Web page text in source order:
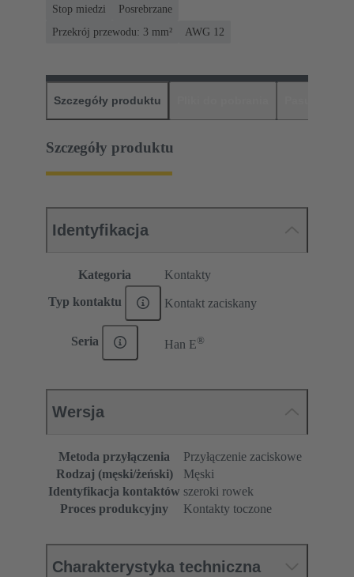
Stop miedzi
Posrebrzane
Przekrój przewodu: 3 mm²
AWG 12
Szczegóły produktu
Szczegóły produktu
Identyfikacja
Kategoria Kontakty
Typ kontaktu Kontakt zaciskany
Seria Han E®
Wersja
Metoda przyłączenia
Przyłączenie zaciskowe
Rodzaj (męski/żeński)
Męski
Identyfikacja kontaktów szeroki rowek
Proces produkcyjny
Kontakty toczone
Charakterystyka techniczna